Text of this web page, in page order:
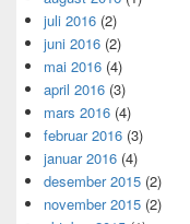
juli 2016 (2)
juni 2016 (2)
mai 2016 (4)
april 2016 (3)
mars 2016 (4)
februar 2016 (3)
januar 2016 (4)
desember 2015 (2)
november 2015 (2)